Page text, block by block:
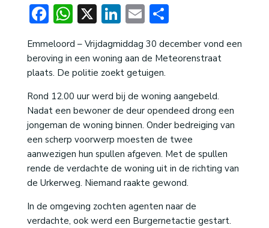
Facebook
WhatsApp
X LinkedIn
EmailDelen
Emmeloord – Vrijdagmiddag 30 december vond een
beroving in een woning aan de Meteorenstraat
plaats. De politie zoekt getuigen.
Rond 12.00 uur werd bij de woning aangebeld.
Nadat een bewoner de deur opendeed drong een
jongeman de woning binnen. Onder bedreiging van
een scherp voorwerp moesten de twee
aanwezigen hun spullen afgeven. Met de spullen
rende de verdachte de woning uit in de richting van
de Urkerweg. Niemand raakte gewond.
In de omgeving zochten agenten naar de
verdachte, ook werd een Burgernetactie gestart.